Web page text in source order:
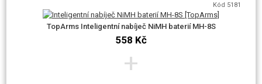
Kód 5181
TopArms Inteligentní nabíječ NiMH baterií MH-8S
558 Kč
+